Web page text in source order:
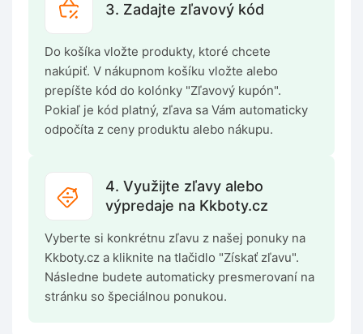
3. Zadajte zľavový kód
Do košíka vložte produkty, ktoré chcete
nakúpiť. V nákupnom košíku vložte alebo
prepíšte kód do kolónky "Zľavový kupón".
Pokiaľ je kód platný, zľava sa Vám automaticky
odpočíta z ceny produktu alebo nákupu.
4. Využijte zľavy alebo
výpredaje na Kkboty.cz
Vyberte si konkrétnu zľavu z našej ponuky na
Kkboty.cz a kliknite na tlačidlo "Získať zľavu".
Následne budete automaticky presmerovaní na
stránku so špeciálnou ponukou.